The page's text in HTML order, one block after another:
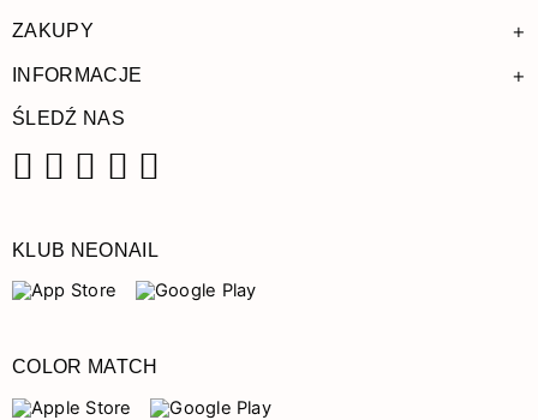
ZAKUPY +
INFORMACJE +
ŚLEDŹ NAS
KLUB NEONAIL
COLOR MATCH